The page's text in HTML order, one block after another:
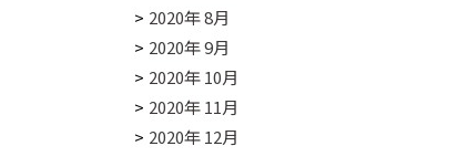
2020年 8月
2020年 9月
2020年 10月
2020年 11月
2020年 12月